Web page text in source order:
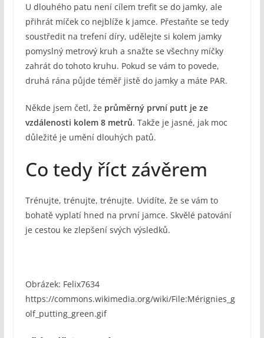
U dlouhého patu není cílem trefit se do jamky, ale
přihrát míček co nejblíže k jamce. Přestaňte se tedy
soustředit na trefení díry, udělejte si kolem jamky
pomyslný metrový kruh a snažte se všechny míčky
zahrát do tohoto kruhu. Pokud se vám to povede,
druhá rána půjde téměř jistě do jamky a máte PAR.
Někde jsem četl, že průměrný první putt je ze
vzdálenosti kolem 8 metrů. Takže je jasné, jak moc
důležité je umění dlouhých patů.
Co tedy říct závěrem
Trénujte, trénujte, trénujte. Uvidíte, že se vám to
bohatě vyplatí hned na první jamce. Skvělé patování
je cestou ke zlepšení svých výsledků.
Obrázek: Felix7634
https://commons.wikimedia.org/wiki/File:Mérignies_g
olf_putting_green.gif